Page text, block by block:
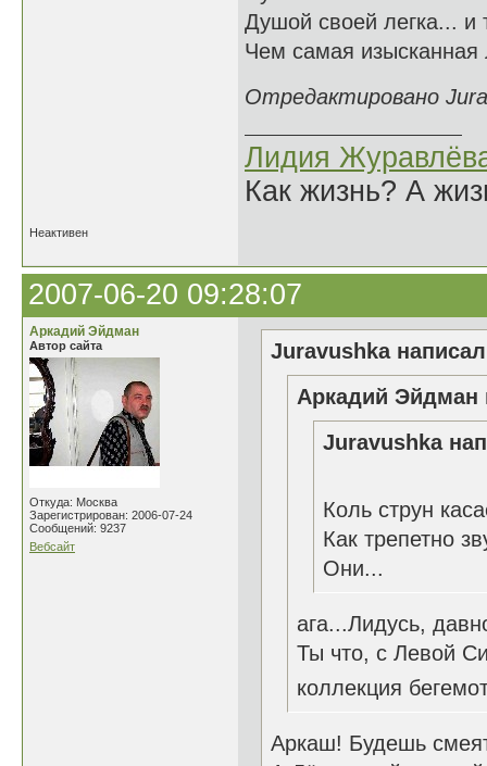
Душой своей легка... и
Чем самая изысканная
Отредактировано
Лидия
Как жизнь? А
Неактивен
2007-06-20 09:28:07
Аркадий Эйдман
Автор сайта
Откуда: Москва
Зарегистрирован: 2006-07-24
Сообщений: 9237
Вебсайт
Juravushka
Аркадий Эйдман
Juravushka
Коль струн
Как трепетно
Они...
ага...Лидусь,
Ты что, с Левой
коллекция
Аркаш! Будешь